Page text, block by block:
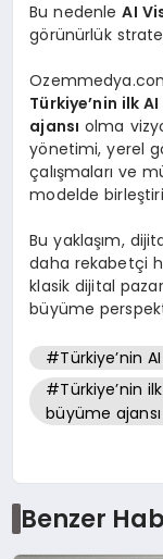
Bu nedenleAI
görünürlük
Türkiye’nin ilk
ajansı olma
yönetimi, yerel
çalışmaları ve
modelde
Bu yaklaşım,
daha rekabetçi
klasik dijital
büyüme
#Türkiye’nin
#Türkiye’nin
büyüme ajansı
Benzer